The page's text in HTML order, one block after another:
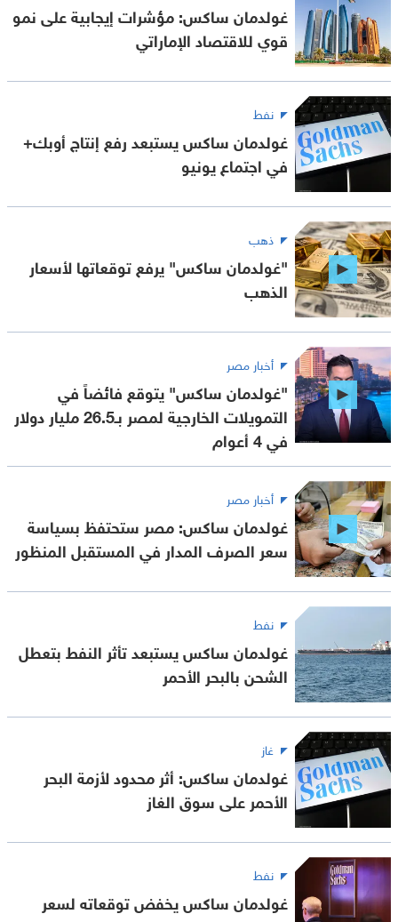
غولدمان ساكس: مؤشرات إيجابية على نمو
قوي للاقتصاد الإماراتي
نفط
غولدمان ساكس يستبعد رفع إنتاج أوبك+
في اجتماع يونيو
ذهب
"غولدمان ساكس" يرفع توقعاتها لأسعار
الذهب
أخبار مصر
"غولدمان ساكس" يتوقع فائضاً في
التمويلات الخارجية لمصر بـ26.5 مليار دولار
في 4 أعوام
أخبار مصر
غولدمان ساكس: مصر ستحتفظ بسياسة
سعر الصرف المدار في المستقبل المنظور
نفط
غولدمان ساكس يستبعد تأثر النفط بتعطل
الشحن بالبحر الأحمر
غاز
غولدمان ساكس: أثر محدود لأزمة البحر
الأحمر على سوق الغاز
نفط
غولدمان ساكس يخفض توقعاته لسعر